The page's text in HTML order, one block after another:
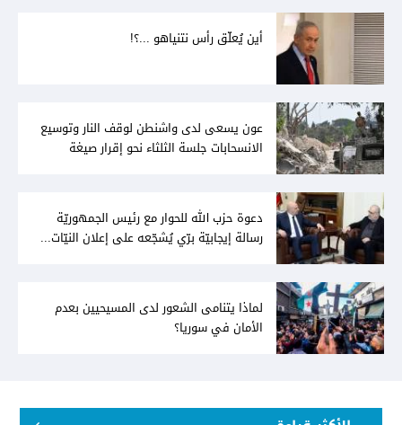
أين يُعلّق رأس نتنياهو ...؟!
عون يسعى لدى واشنطن لوقف النار وتوسيع
الانسحابات جلسة الثلثاء نحو إقرار صيغة
دعوة حزب الله للحوار مع رئيس الجمهوريّة
رسالة إيجابيّة برّي يُشجّعه على إعلان النيّات...
لماذا يتنامى الشعور لدى المسيحيين بعدم
الأمان في سوريا؟